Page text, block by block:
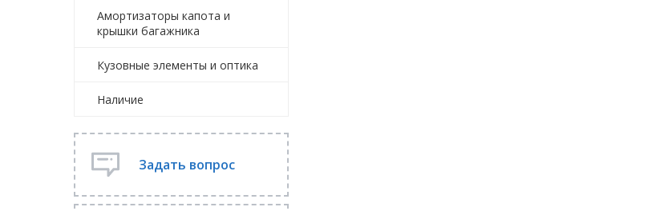
Амортизаторы капота и
крышки багажника
Кузовные элементы и оптика
Наличие
Задать вопрос